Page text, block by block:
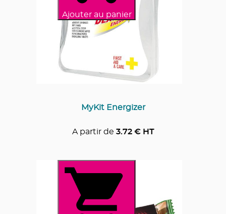
Ajouter au panier
MyKit Energizer
A partir de 3.72€ HT